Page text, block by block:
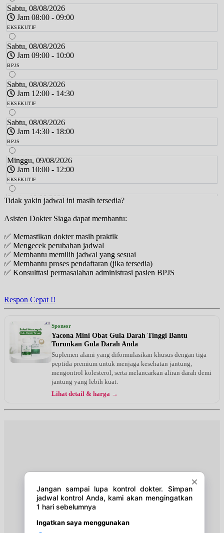
Sabtu, 08/08/2026
Jam 08:00 - 09:00
EKSEKUTIF
Sabtu, 08/08/2026
Jam 09:00 - 10:00
BPJS
Sabtu, 08/08/2026
Jam 12:00 - 14:30
EKSEKUTIF
Sabtu, 08/08/2026
Jam 14:30 - 18:00
BPJS
Minggu, 09/08/2026
Jam 10:00 - 12:00
EKSEKUTIF
Senin, 10/08/2026
Jam 12:00 - 13:30
EKSEKUTIF
Senin, 10/08/2026
Jam 13:30 - 15:00
BPJS
Senin, 10/08/2026
Jam 19:00 - 21:00
Selasa, 11/08/2026
Jam 12:30 - 14:00
Jam 14:00 - 17:00
Jam 12:30 - 14:00
Kamis, 13/08/2026
Jam 17:00 - 18:30
Tidak yakin jadwal ini masih tersedia?
Asisten Dokter Siaga dapat membantu:
✅ Memastikan dokter masih praktik
✅ Mengecek perubahan jadwal
✅ Membantu memilih jadwal yang sesuai
✅ Membantu proses pendaftaran (jika tersedia)
✅ Konsulttasi permasalahan administrasi pasien BPJS
Respon Cepat !!
Sponsor
Yacona Mini Obat Gula Darah Tinggi Bantu
Turunkan Gula Darah Anda
Suplemen alami yang diformulasikan khusus dengan tiga
peptida premium untuk menjaga kesehatan jantung,
mengontrol kolesterol, serta melancarkan aliran darah demi
jantung yang lebih kuat.
Lihat detail & harga →